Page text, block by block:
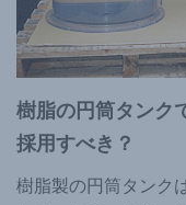
樹脂の円筒タンク
採用すべき？
樹脂製の円筒タンク